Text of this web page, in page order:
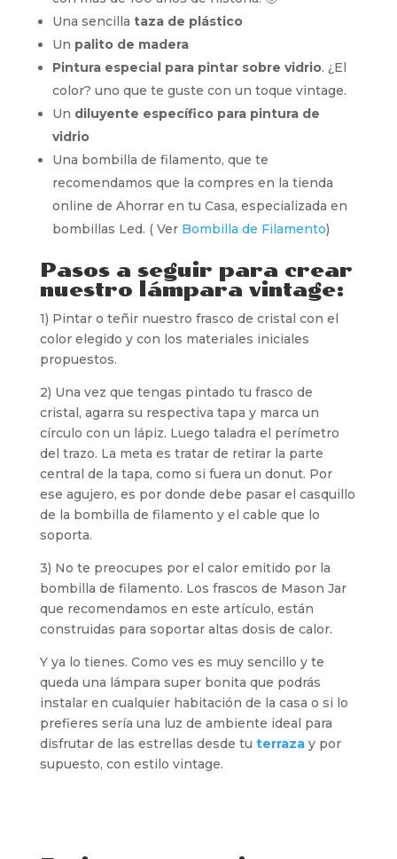
Una sencilla taza de plástico
Un palito de madera
Pintura especial para pintar sobre vidrio. ¿El
color? uno que te guste con un toque vintage.
Un diluyente específico para pintura de
vidrio
Una bombilla de filamento, que te
recomendamos que la compres en la tienda
online de Ahorrar en tu Casa, especializada en
bombillas Led. ( Ver Bombilla de Filamento)
Pasos a seguir para crear
nuestro lámpara vintage:
1) Pintar o teñir nuestro frasco de cristal con el
color elegido y con los materiales iniciales
propuestos.
2) Una vez que tengas pintado tu frasco de
cristal, agarra su respectiva tapa y marca un
círculo con un lápiz. Luego taladra el perímetro
del trazo. La meta es tratar de retirar la parte
central de la tapa, como si fuera un donut. Por
ese agujero, es por donde debe pasar el casquillo
de la bombilla de filamento y el cable que lo
soporta.
3) No te preocupes por el calor emitido por la
bombilla de filamento. Los frascos de Mason Jar
que recomendamos en este artículo, están
construidas para soportar altas dosis de calor.
Y ya lo tienes. Como ves es muy sencillo y te
queda una lámpara super bonita que podrás
instalar en cualquier habitación de la casa o si lo
prefieres sería una luz de ambiente ideal para
disfrutar de las estrellas desde tu terrazay por
supuesto, con estilo vintage.